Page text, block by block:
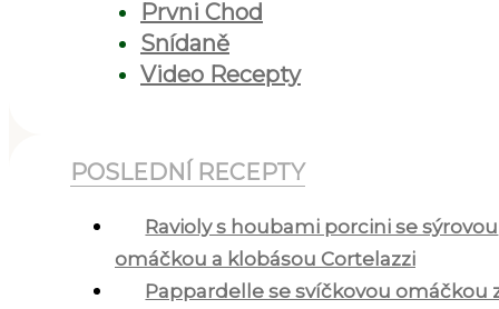
Prvni Chod
Snídaně
Video Recepty
POSLEDNÍ RECEPTY
Ravioly s houbami porcini se sýrovou
omáčkou a klobásou Cortelazzi
Pappardelle se svíčkovou omáčkou